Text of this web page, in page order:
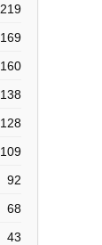
219
169
160
138
128
109
92
68
43